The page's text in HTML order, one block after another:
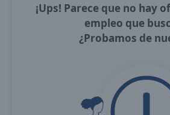
¡Ups! Parece que no hay
empleo que
¿Probamos de